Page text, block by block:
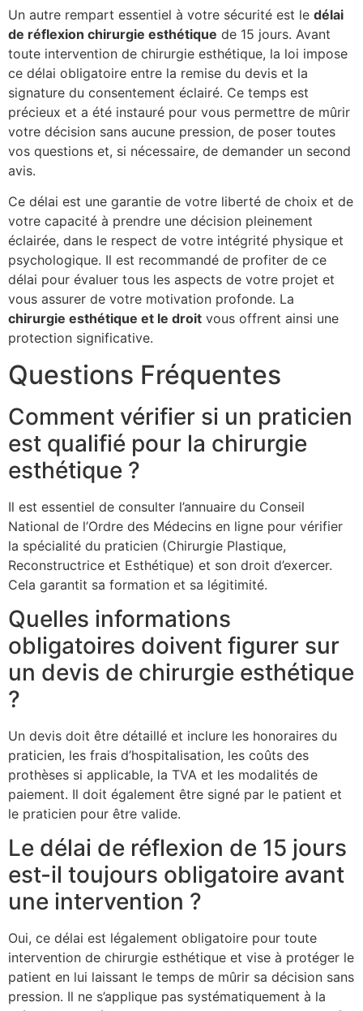
Un autre rempart essentiel à votre sécurité est le délai
de réflexion chirurgie esthétique de 15 jours. Avant
toute intervention de chirurgie esthétique, la loi impose
ce délai obligatoire entre la remise du devis et la
signature du consentement éclairé. Ce temps est
précieux et a été instauré pour vous permettre de mûrir
votre décision sans aucune pression, de poser toutes
vos questions et, si nécessaire, de demander un second
avis.
Ce délai est une garantie de votre liberté de choix et de
votre capacité à prendre une décision pleinement
éclairée, dans le respect de votre intégrité physique et
psychologique. Il est recommandé de profiter de ce
délai pour évaluer tous les aspects de votre projet et
vous assurer de votre motivation profonde. La
chirurgie esthétique et le droit vous offrent ainsi une
protection significative.
Questions Fréquentes
Comment vérifier si un praticien
est qualifié pour la chirurgie
esthétique ?
Il est essentiel de consulter l’annuaire du Conseil
National de l’Ordre des Médecins en ligne pour vérifier
la spécialité du praticien (Chirurgie Plastique,
Reconstructrice et Esthétique) et son droit d’exercer.
Cela garantit sa formation et sa légitimité.
Quelles informations
obligatoires doivent figurer sur
un devis de chirurgie esthétique
?
Un devis doit être détaillé et inclure les honoraires du
praticien, les frais d’hospitalisation, les coûts des
prothèses si applicable, la TVA et les modalités de
paiement. Il doit également être signé par le patient et
le praticien pour être valide.
Le délai de réflexion de 15 jours
est-il toujours obligatoire avant
une intervention ?
Oui, ce délai est légalement obligatoire pour toute
intervention de chirurgie esthétique et vise à protéger le
patient en lui laissant le temps de mûrir sa décision sans
pression. Il ne s’applique pas systématiquement à la